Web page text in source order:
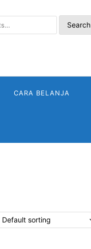
Search
CARA BELANJA